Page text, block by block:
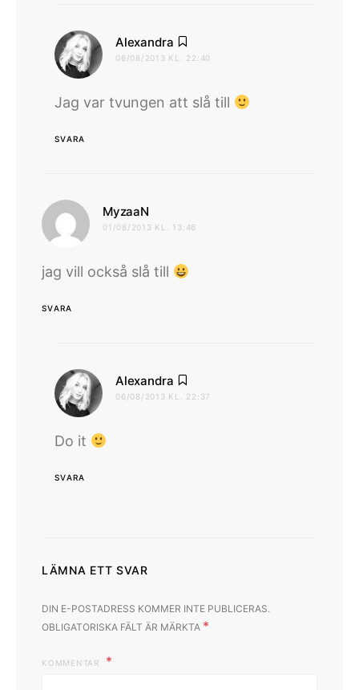
Alexandra
06/08/2013 KL. 22:40
Jag var tvungen att slå till
SVARA
MyzaaN
01/08/2013 KL. 13:46
jag vill också slå till
SVARA
Alexandra
06/08/2013 KL. 22:37
Do it
SVARA
LÄMNA ETT SVAR
DIN E-POSTADRESS KOMMER INTE PUBLICERAS.
OBLIGATORISKA FÄLT ÄR MÄRKTA *
KOMMENTAR